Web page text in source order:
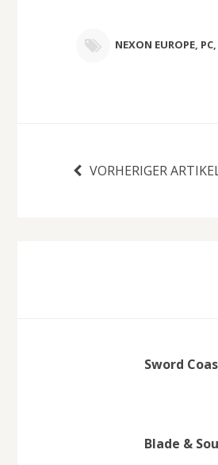
NEXON EUROPE, PC
VORHERIGER
Sword
Blade &